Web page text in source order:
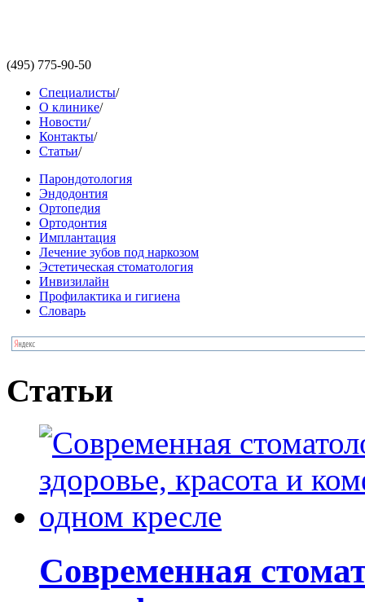
(495) 775-90-50
Специалисты/
О клинике/
Новости/
Контакты/
Статьи/
Парондотология
Эндодонтия
Ортопедия
Ортодонтия
Имплантация
Лечение зубов под наркозом
Эстетическая стоматология
Инвизилайн
Профилактика и гигиена
Словарь
Статьи
Современная